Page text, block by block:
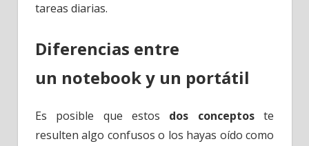
tareas diarias.
Diferencias entre
un notebook y un portátil
Es posible que estos dos conceptoste
resulten algo confusos o los hayas oído como